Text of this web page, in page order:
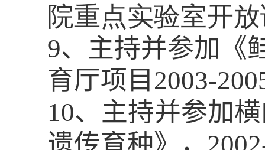
院重点实验室开
9、主持并参加
育厅项目 2003-
10、主持并参加
遗传育种》，